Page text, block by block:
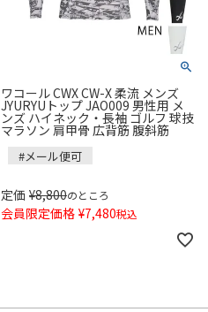
ワコール CWX CW-X 柔流 メンズ
JYURYUトップ JAO009 男性用 メ
ンズ ハイネック・長袖 ゴルフ 球技
マラソン 肩甲骨 広背筋 腹斜筋
#メール便可
定価 ¥8,800のところ
会員限定価格 ¥7,480税込